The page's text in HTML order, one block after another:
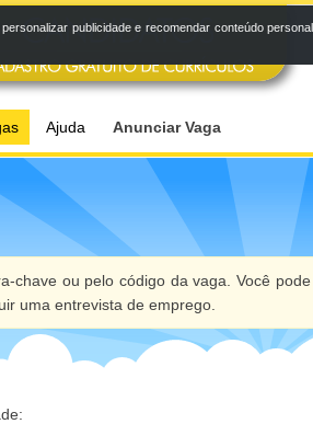
Ajuda Anunciar Vaga
chave ou pelo código da vaga. Você
uma entrevista de emprego.
publicidade e recomendar conteúdo